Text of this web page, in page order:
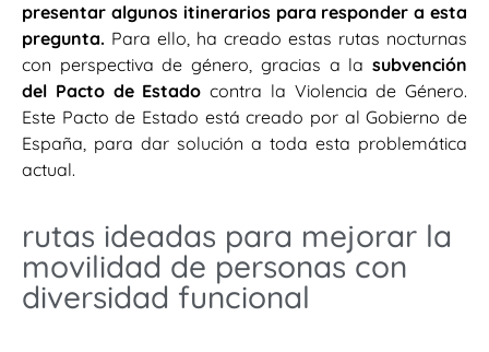
presentar algunos itinerarios para responder a esta
pregunta. Para ello, ha creado estas rutas nocturnas
con perspectiva de género, gracias a la subvención
del Pacto de Estado contra la Violencia de Género.
Este Pacto de Estado está creado por al Gobierno de
España, para dar solución a toda esta problemática
actual.
rutas ideadas para mejorar la
movilidad de personas con
diversidad funcional